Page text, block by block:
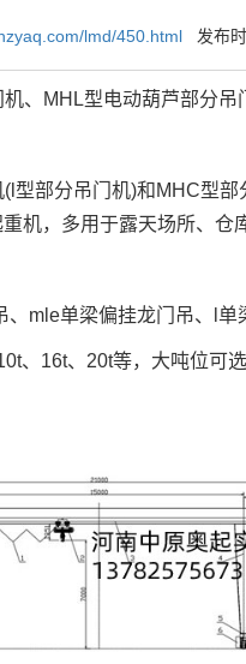
lmd/450.html 发布
、MHL型电动葫芦部分
部分吊门机)和MHC型部
机，多用于露天场所、仓
、mle单梁偏挂龙门吊、l
16t、20t等，大吨位可选